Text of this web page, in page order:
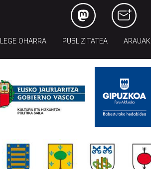
LEGE OHARRA PUBLIZITATEA ARAUAK